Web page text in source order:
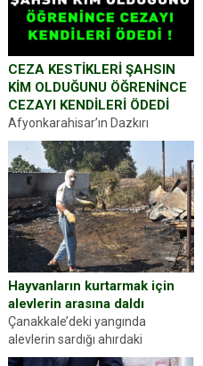
CEZA KESTİKLERİ ŞAHSIN
KİM OLDUĞUNU ÖĞRENİNCE
CEZAYI KENDİLERİ ÖDEDİ
Afyonkarahisar’ın Dazkırı
ilçesinde trafik uygulaması
yapan jandarma ekipleri
durdurdukları bir otomobilin
sürücüsünden ehliyet ve ruhsat
sorup belgelerini istedi. Sürücü
Abdurrahman Ö.nün verdiği
evraklarda eksik olduğunu...
Hayvanların kurtarmak için
alevlerin arasına daldı
Çanakkale’deki yangında
alevlerin sardığı ahırdaki
hayvanlarını kurtarmak isteyen